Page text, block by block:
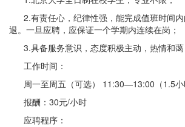
2.有责任心，纪律性强，能完成值班时间内
退。一旦应聘，应保证一个学期内连续在岗；
3.具备服务意识，态度积极主动，热情和蔼
工作时间：
周一至周五（可选） 11:30—13:00（1.5小
报酬：30元/小时
应聘程序：